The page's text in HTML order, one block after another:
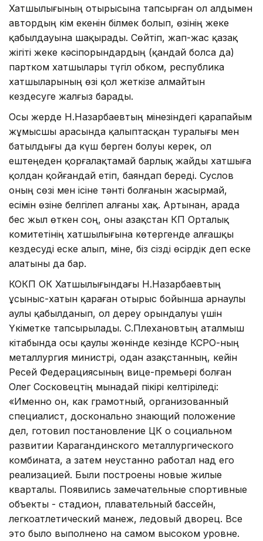
Хатшылығының отырысына тапсырған ол алдымен
автордың кім екенін білмек болып, өзінің жеке
қабылдауына шақырады. Сөйтіп, жап-жас қазақ
жігіті жеке кәсіпорындардың (қандай болса да)
партком хатшылары түгіл обком, рес­публика
хатшыларының өзі қол жеткізе алмайтын
кездесуге жалғыз барады.
Осы жерде Н.Назарбаевтың мінезіндегі қарапайым
жұмысшы арасында қалыптасқан туралығы мен
батылдығы да күш берген болуы керек, ол
ештеңеден қорғалақтамай барлық жайды хатшыға
қолдан қойғандай етіп, баяндап береді. Суслов
оның сөзі мен ісіне тәнті болғанын жасырмай,
есімін өзіне белгілеп алғаны хақ. Артынан, арада
бес жыл өткен соң, оны Қазақстан КП Орталық
комитетінің хатшылығына көтер­генде алғашқы
кездесуді еске алып, міне, біз сізді өсірдік деп еске
алатыны да бар.
КОКП ОК Хатшылығындағы Н.Назарбаевтың
ұсыныс-хатын қараған отырыс бойынша арнаулы
Қаулы қабылданып, ол дереу орындалуы үшін
Үкіметке тапсырылады. С.Плехановтың аталмыш
кітабында осы қаулы жөнінде кезінде КСРО-ның
металлургия министрі, одан Қазақстанның, кейін
Ресей Федерациясының вице-премьері болған
Олег Соско­вецтің мынадай пікірі келтіріледі:
«Именно он, как грамотный, организованный
специа­лист, досконально знающий положение
дел, готовил постановление ЦК о социальном
развитии Карагандинского металлургического
комбината, а затем неустанно работал над его
реализацией. Были построены новые жилые
кварталы. Появились замечательные спортивные
объекты - стадион, плавательный бассейн,
легкоатлетический манеж, ледовый дворец. Все
это было выполнено на самом высоком уровне.